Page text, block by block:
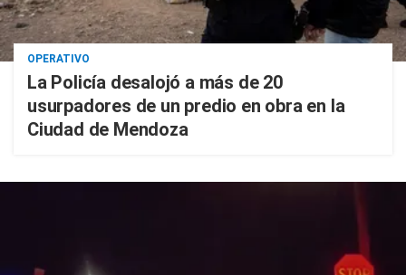
OPERATIVO
La Policía desalojó a más de 20
usurpadores de un predio en obra en la
Ciudad de Mendoza